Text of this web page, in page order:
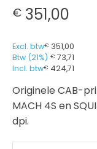
€ 351,00
Excl. btw€ 351,00
Btw (21%) € 73,71
Incl. btw€ 424,71
Originele CAB-
MACH 4S en
dpi.